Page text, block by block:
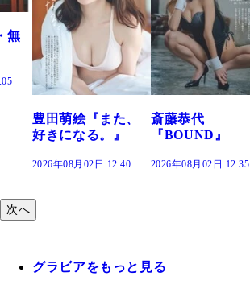
斎藤恭代
『BOUND』
2026年08月02日 12:35
咲田ゆな
『Sunflower』
2026年08月02日 12:30
次へ
グラビアをもっと見る